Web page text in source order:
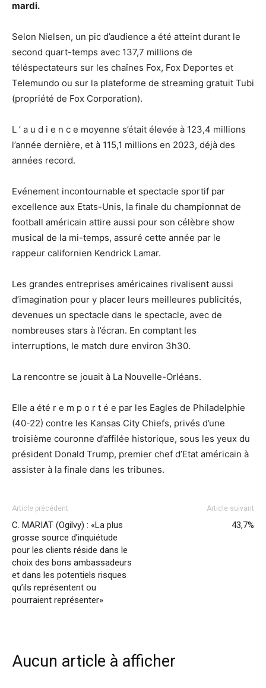
mardi.
Selon Nielsen, un pic d’audience a été atteint durant le
second quart-temps avec 137,7 millions de
téléspectateurs sur les chaînes Fox, Fox Deportes et
Telemundo ou sur la plateforme de streaming gratuit Tubi
(propriété de Fox Corporation).
L ’ a u d i e n c e moyenne s’était élevée à 123,4 millions
l’année dernière, et à 115,1 millions en 2023, déjà des
années record.
Evénement incontournable et spectacle sportif par
excellence aux Etats-Unis, la finale du championnat de
football américain attire aussi pour son célèbre show
musical de la mi-temps, assuré cette année par le
rappeur californien Kendrick Lamar.
Les grandes entreprises américaines rivalisent aussi
d’imagination pour y placer leurs meilleures publicités,
devenues un spectacle dans le spectacle, avec de
nombreuses stars à l’écran. En comptant les
interruptions, le match dure environ 3h30.
La rencontre se jouait à La Nouvelle-Orléans.
Elle a été r e m p o r t é e par les Eagles de Philadelphie
(40-22) contre les Kansas City Chiefs, privés d’une
troisième couronne d’affilée historique, sous les yeux du
président Donald Trump, premier chef d’Etat américain à
assister à la finale dans les tribunes.
Article précédent
C. MARIAT (Ogilvy) : «La plus
grosse source d’inquiétude
pour les clients réside dans le
choix des bons ambassadeurs
et dans les potentiels risques
qu’ils représentent ou
pourraient représenter»
Article suivant
43,7%
Aucun article à afficher